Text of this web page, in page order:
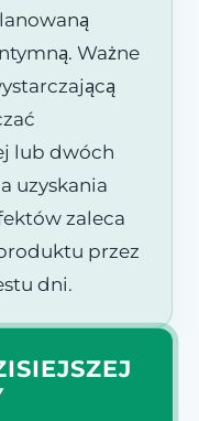
Ważne
lub dwóch
uzyskania
zaleca
przez
dni.